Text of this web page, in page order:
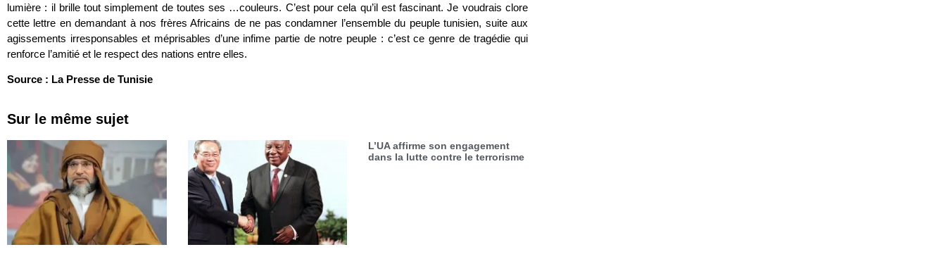
lumière : il brille tout simplement de toutes ses …couleurs. C’est pour cela qu’il est fascinant. Je voudrais clore
cette lettre en demandant à nos frères Africains de ne pas condamner l’ensemble du peuple tunisien, suite aux
agissements irresponsables et méprisables d’une infime partie de notre peuple : c’est ce genre de tragédie qui
renforce l’amitié et le respect des nations entre elles.
Source : La Presse de Tunisie
Sur le même sujet
L’UA affirme son engagement
dans la lutte contre le terrorisme